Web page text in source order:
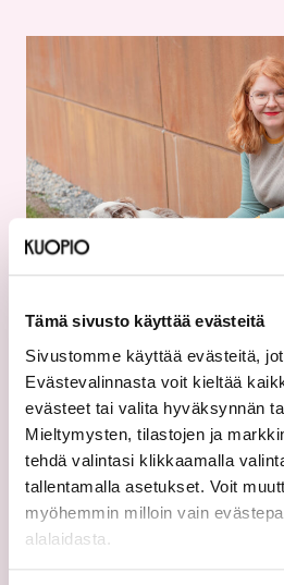
Tämä sivusto käyttää evästeitä
Sivustomme käyttää evästeitä,
Evästevalinnasta voit kieltää
evästeet tai valita hyväksynnän
Mieltymysten, tilastojen ja
tehdä valintasi klikkaamalla
tallentamalla asetukset. Voit
myöhemmin milloin vain
alalaidasta.
Mitä Pohjois-
eläminen